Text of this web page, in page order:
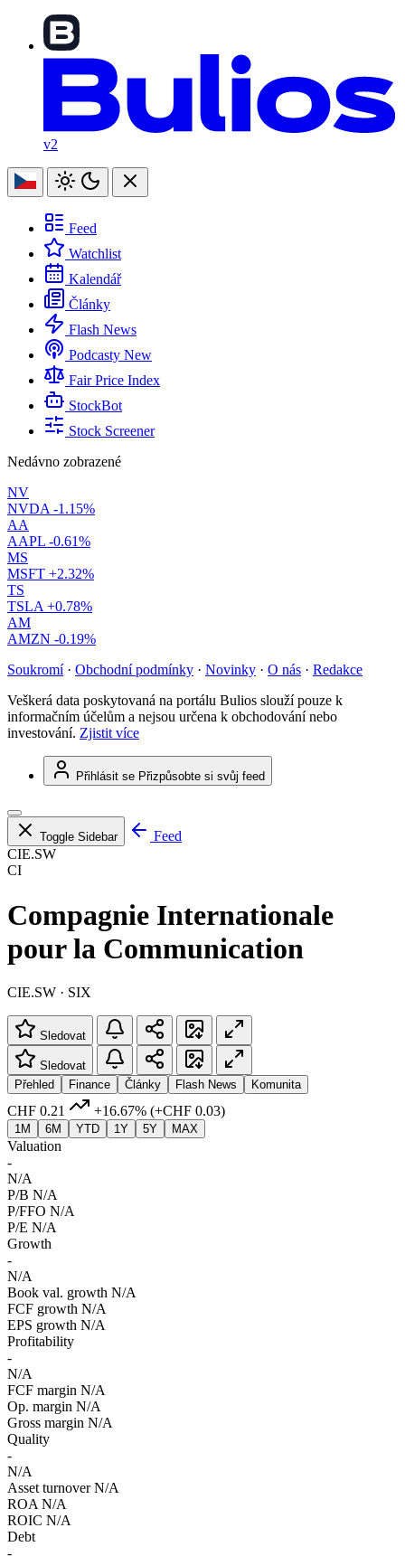
v2
Feed
Watchlist
Kalendář
Články
Flash News
Podcasty New
Fair Price Index
StockBot
Stock Screener
Nedávno zobrazené
NV
NVDA -1.15%
AA
AAPL -0.61%
MS
MSFT +2.32%
TS
TSLA +0.78%
AM
AMZN -0.19%
Soukromí · Obchodní podmínky · Novinky · O nás · Redakce
Veškerá data poskytovaná na portálu Bulios slouží pouze k
informačním účelům a nejsou určena k obchodování nebo
investování. Zjistit více
Přihlásit se Přizpůsobte si svůj feed
Toggle Sidebar
Feed
CIE.SW
CI
Compagnie Internationale
pour la Communication
CIE.SW · SIX
Sledovat
Sledovat
Přehled
Finance Články Flash News Komunita
CHF 0.21 +16.67% (+CHF 0.03)
1M 6M YTD 1Y 5Y MAX
Valuation
-
N/A
P/B N/A
P/FFO N/A
P/E N/A
Growth
-
N/A
Book val. growth N/A
FCF growth N/A
EPS growth N/A
Profitability
-
N/A
FCF margin N/A
Op. margin N/A
Gross margin N/A
Quality
-
N/A
Asset turnover N/A
ROA N/A
ROIC N/A
Debt
-